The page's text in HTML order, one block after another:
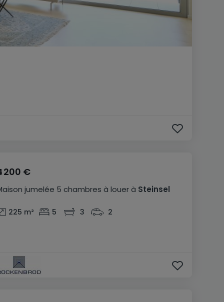
jumelée 5 chambres à louerà Steinsel
200 €
225 m² 5 3 2